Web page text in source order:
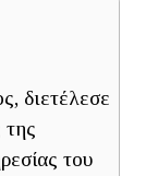
διετέλεσε
της
του